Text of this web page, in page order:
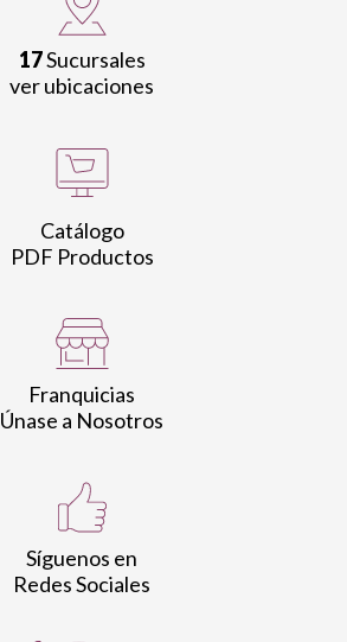
17Sucursales
ver ubicaciones
Catálogo
PDF Productos
Franquicias
Únase a Nosotros
Síguenos en
Redes Sociales